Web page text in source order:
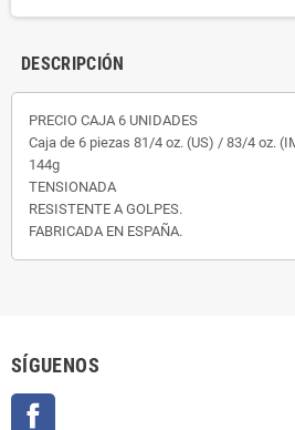
DESCRIPCIÓN
PRECIO CAJA 6 UNIDADES
Caja de 6 piezas 81/4 oz. (US) / 83/4 oz.
144g
TENSIONADA
RESISTENTE A GOLPES.
FABRICADA EN ESPAÑA.
SÍGUENOS